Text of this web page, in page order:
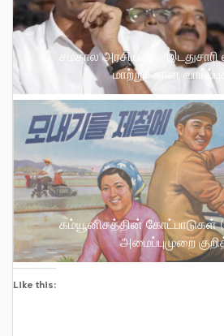
சமகால அரசியலில் இடதுசாரி
மாற்றுக்கான
கம்யூனிசத்தின் கோட்பாடுகள்
அமைப்புமுறை
Like this: